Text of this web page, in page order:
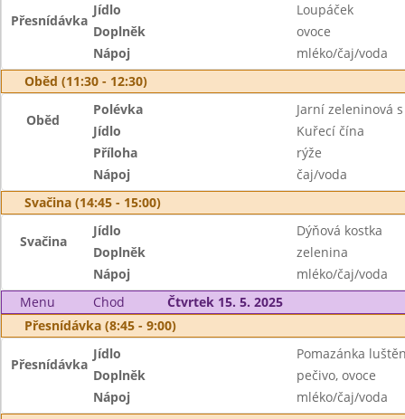
Přesnídávka
Jídlo
Loupáček
Doplněk
ovoce
Nápoj
mléko/čaj/voda
Oběd (11:30 - 12:30)
Oběd
Polévka
Jarní zeleninová
Jídlo
Kuřecí čína
Příloha
rýže
Nápoj
čaj/voda
Svačina (14:45 - 15:00)
Svačina
Jídlo
Dýňová kostka
Doplněk
zelenina
Nápoj
mléko/čaj/voda
Menu
Chod
Čtvrtek 15. 5. 2025
Přesnídávka (8:45 - 9:00)
Přesnídávka
Jídlo
Pomazánka
Doplněk
pečivo, ovoce
Nápoj
mléko/čaj/voda